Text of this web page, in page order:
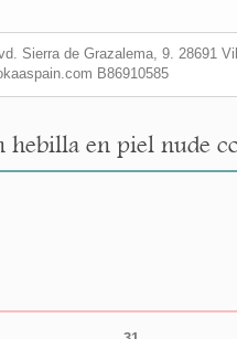
Sierra de Grazalema, 9. 28691
B86910585
en piel nude